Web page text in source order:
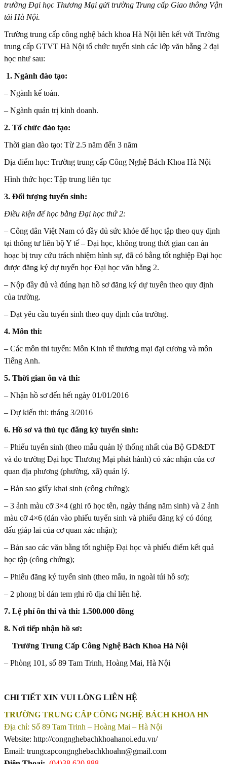
trường Đại học Thương Mại gửi trường Trung cấp Giao thông Vận
tải Hà Nội.
Trường trung cấp công nghệ bách khoa Hà Nội liên kết với Trường
trung cấp GTVT Hà Nội tổ chức tuyển sinh các lớp văn bằng 2 đại
học như sau:
1. Ngành đào tạo:
– Ngành kế toán.
– Ngành quản trị kinh doanh.
2. Tổ chức đào tạo:
Thời gian đào tạo: Từ 2.5 năm đến 3 năm
Địa điểm học: Trường trung cấp Công Nghệ Bách Khoa Hà Nội
Hình thức học: Tập trung liên tục
3. Đối tượng tuyển sinh:
Điều kiện để học bằng Đại học thứ 2:
– Công dân Việt Nam có đầy đủ sức khỏe để học tập theo quy định
tại thông tư liên bộ Y tế – Đại học, không trong thời gian can án
hoạc bị truy cứu trách nhiệm hình sự, đã có bằng tốt nghiệp Đại học
được đăng ký dự tuyển học Đại học văn bằng 2.
– Nộp đầy đủ và đúng hạn hồ sơ đăng ký dự tuyển theo quy định
của trường.
– Đạt yêu cầu tuyển sinh theo quy định của trường.
4. Môn thi:
– Các môn thi tuyển: Môn Kinh tế thương mại đại cương và môn
Tiếng Anh.
5. Thời gian ôn và thi:
– Nhận hồ sơ đến hết ngày 01/01/2016
– Dự kiến thi: tháng 3/2016
6. Hồ sơ và thủ tục đăng ký tuyển sinh:
– Phiếu tuyển sinh (theo mẫu quản lý thống nhất của Bộ GD&ĐT
và do trường Đại học Thương Mại phát hành) có xác nhận của cơ
quan địa phương (phường, xã) quản lý.
– Bản sao giấy khai sinh (công chứng);
– 3 ảnh màu cỡ 3×4 (ghi rõ học tên, ngày tháng năm sinh) và 2 ảnh
màu cỡ 4×6 (dán vào phiếu tuyển sinh và phiếu đăng ký có đóng
dấu giáp lai của cơ quan xác nhận);
– Bản sao các văn bằng tốt nghiệp Đại học và phiếu điểm kết quả
học tập (công chứng);
– Phiếu đăng ký tuyển sinh (theo mẫu, in ngoài túi hồ sơ);
– 2 phong bì dán tem ghi rõ địa chỉ liên hệ.
7. Lệ phí ôn thi và thi: 1.500.000 đồng
8. Nơi tiếp nhận hồ sơ:
Trường Trung Cấp Công Nghệ Bách Khoa Hà Nội
– Phòng 101, số 89 Tam Trinh, Hoàng Mai, Hà Nội
CHI TIẾT XIN VUI LÒNG LIÊN HỆ
TRƯỜNG TRUNG CẤP CÔNG NGHỆ BÁCH KHOA HN
Địa chỉ: Số 89 Tam Trinh – Hoàng Mai – Hà Nội
Website: http://congnghebachkhoahanoi.edu.vn/
Email: trungcapcongnghebachkhoahn@gmail.com